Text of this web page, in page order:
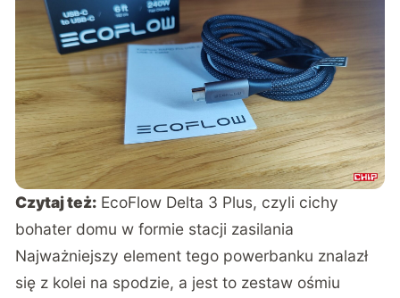
Czytaj też: EcoFlow Delta 3 Plus, czyli cichy
bohater domu w formie stacji zasilania
Najważniejszy element tego powerbanku znalazł
się z kolei na spodzie, a jest to zestaw ośmiu